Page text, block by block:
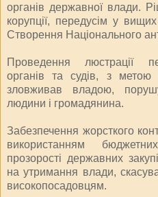
органів державної влади.
корупції, передусім у
Створення Національного
Проведення люстрації
органів та судів, з
зловживав владою,
людини і громадянина.
Забезпечення жорсткого
використанням
прозорості державних
на утримання влади,
високопосадовцям.